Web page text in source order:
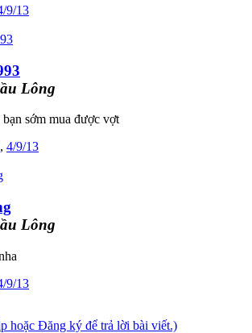
9/13
Lông
sớm mua được vợt
, 4/9/13
Lông
9/13
hoặc Đăng ký để trả lời bài viết.)